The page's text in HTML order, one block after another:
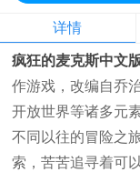
详情
疯狂的麦克斯中文
作游戏，改编自乔
开放世界等诸多元
不同以往的冒险之
索，苦苦追寻着可